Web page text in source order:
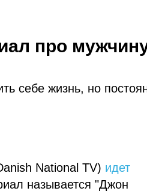
про
себе жизнь, но
National TV) идет
называется "Джон